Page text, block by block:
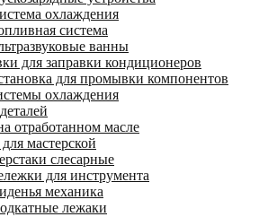
охлаждения
система
ванны
для заправки кондиционеров
для промывки компонентов
охлаждения
отработанном масле
мастерской
слесарные
для инструмента
механика
лежаки